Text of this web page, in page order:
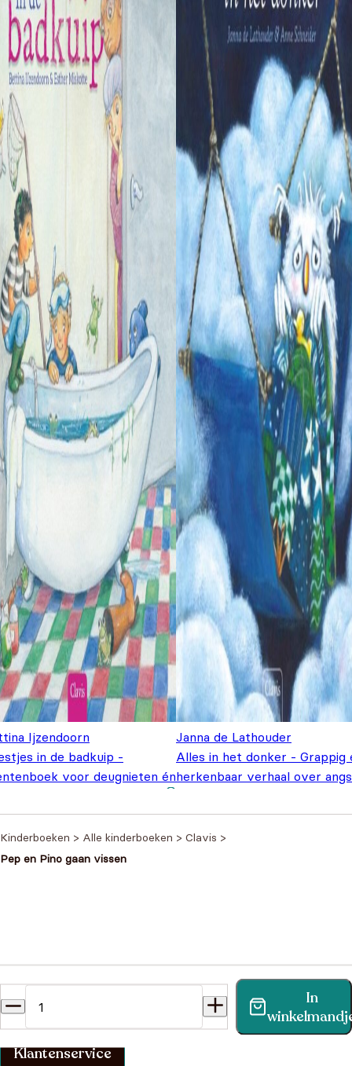
Ijzendoorn
in de badkuip -
voor deugnieten én
Oorspronkelijke
€21,95.
Huidige
€14,95.
Janna de Lathouder
Alles in het donker - Grappig
herkenbaar verhaal over
Kinderboeken > Alle kinderboeken > Clavis >
Pep en Pino gaan vissen
In
Vind binnen no-time antwoord op je vraag op onze
klantenservice pagina.
Klantenservice